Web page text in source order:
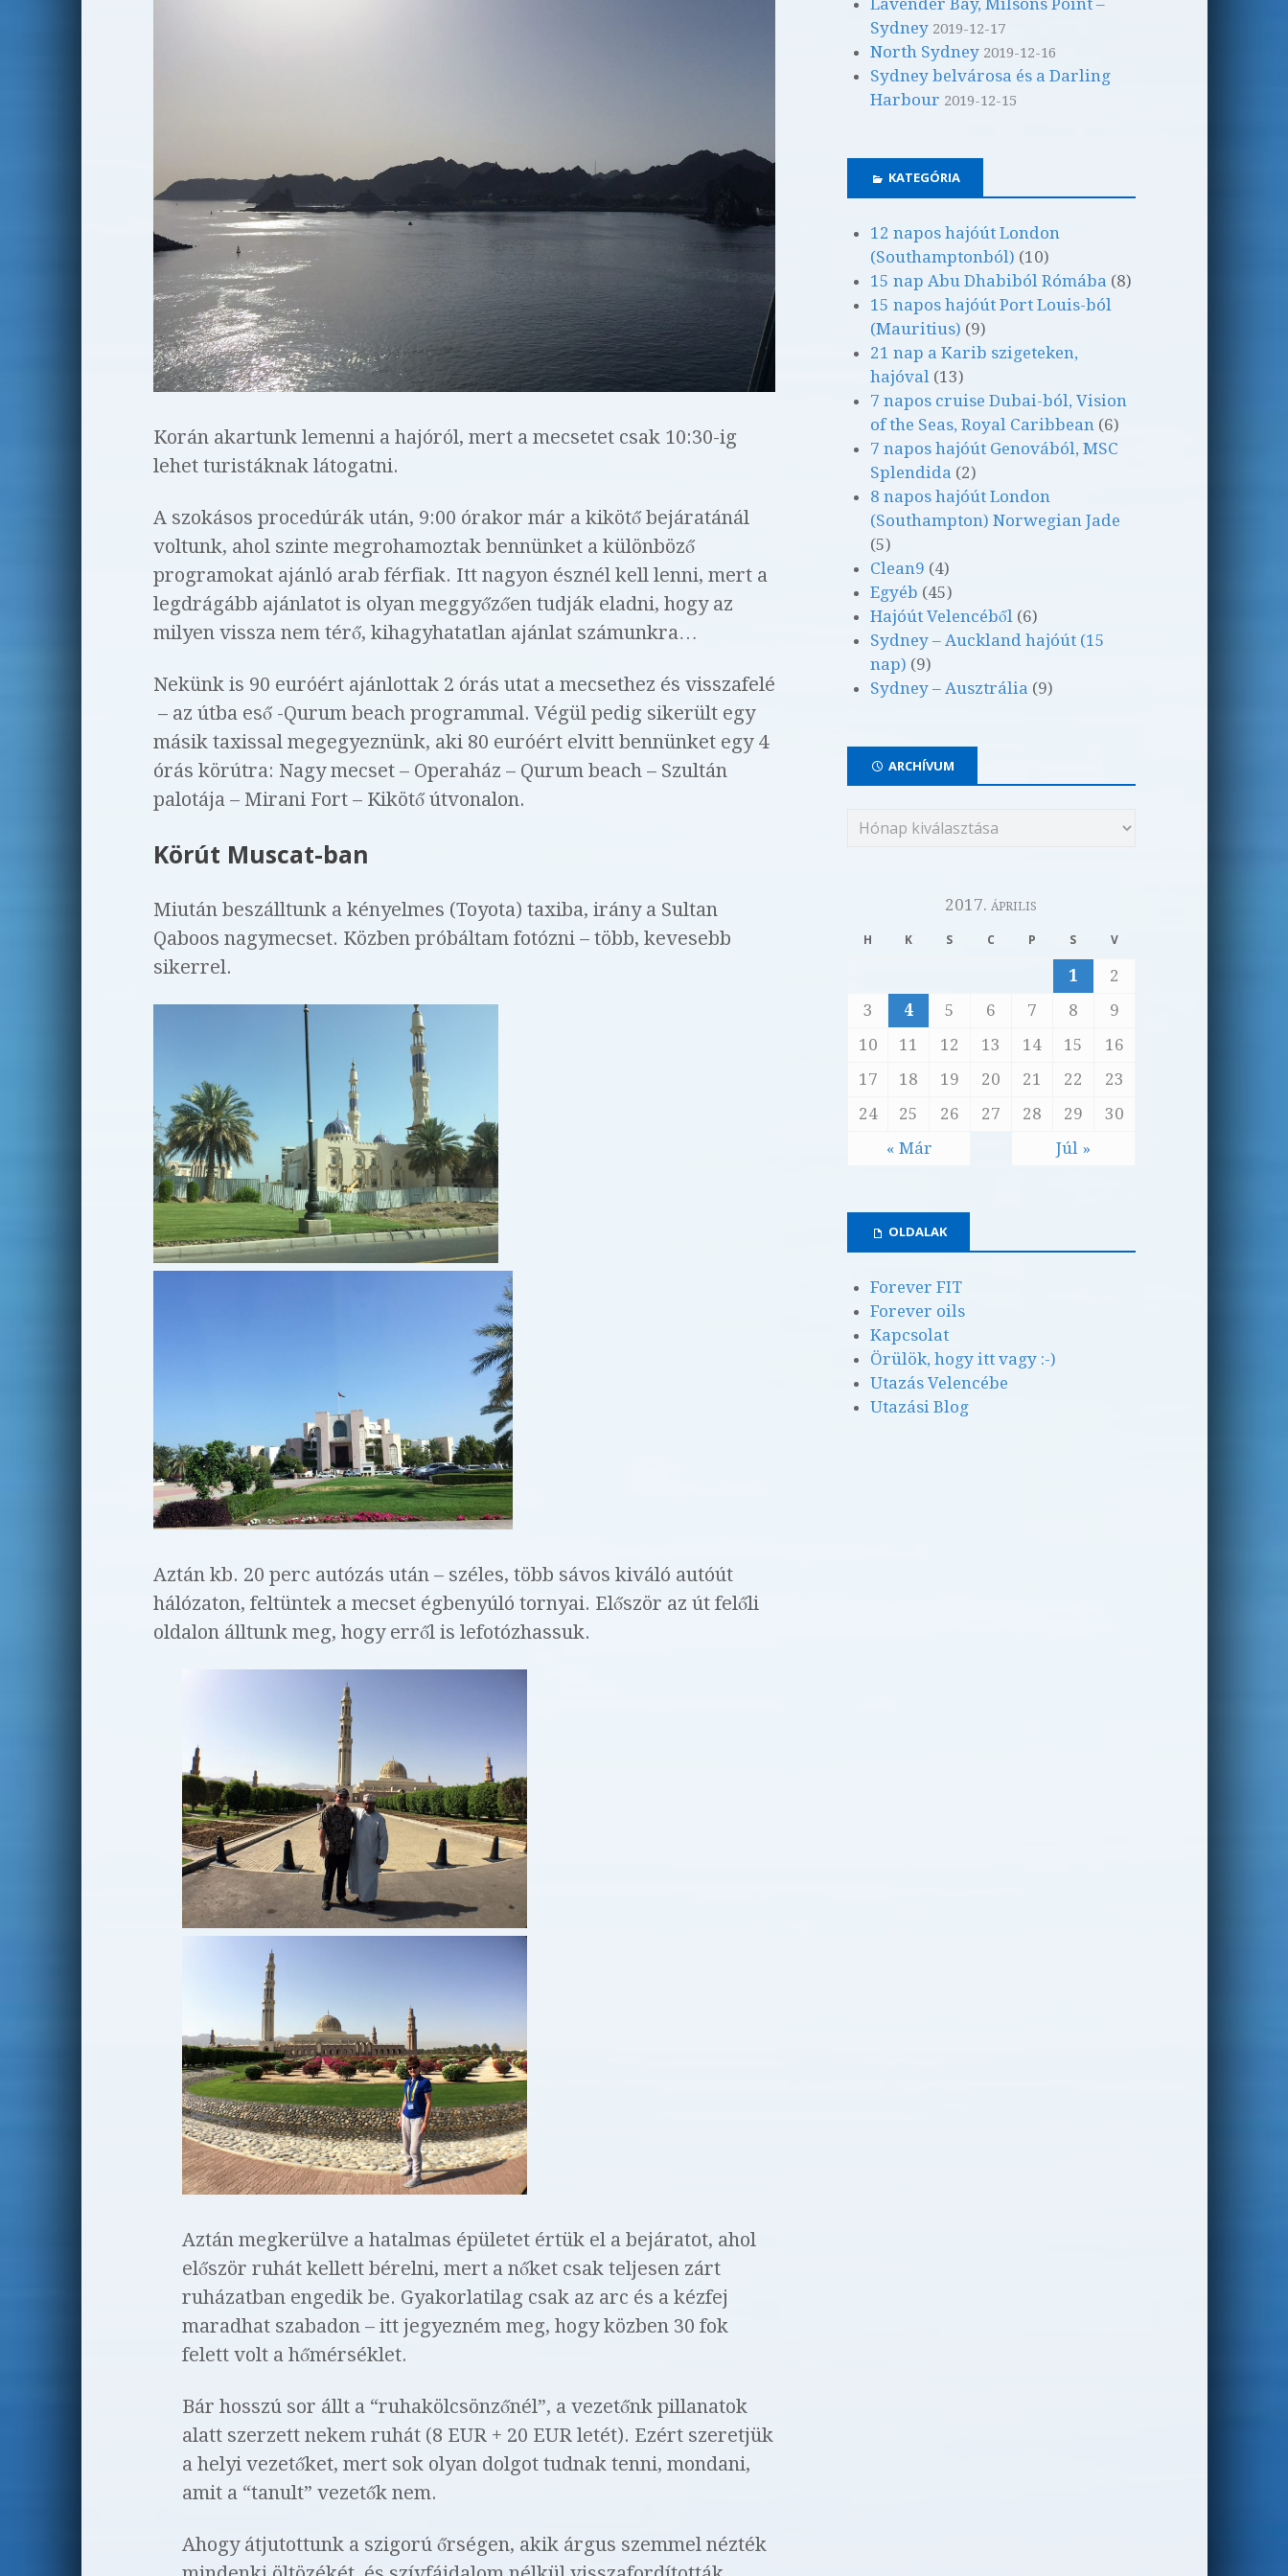
Korán akartunk lemenni a hajóról, mert a mecsetet csak 10:30-ig
lehet turistáknak látogatni.
A szokásos procedúrák után, 9:00 órakor már a kikötő bejáratánál
voltunk, ahol szinte megrohamoztak bennünket a különböző
programokat ajánló arab férfiak. Itt nagyon észnél kell lenni, mert a
legdrágább ajánlatot is olyan meggyőzően tudják eladni, hogy az
milyen vissza nem térő, kihagyhatatlan ajánlat számunkra…
Nekünk is 90 euróért ajánlottak 2 órás utat a mecsethez és visszafelé
– az útba eső -Qurum beach programmal. Végül pedig sikerült egy
másik taxissal megegyeznünk, aki 80 euróért elvitt bennünket egy 4
órás körútra: Nagy mecset – Operaház – Qurum beach – Szultán
palotája – Mirani Fort – Kikötő útvonalon.
Körút Muscat-ban
Miután beszálltunk a kényelmes (Toyota) taxiba, irány a Sultan
Qaboos nagymecset. Közben próbáltam fotózni – több, kevesebb
sikerrel.
Aztán kb. 20 perc autózás után – széles, több sávos kiváló autóút
hálózaton, feltüntek a mecset égbenyúló tornyai. Először az út felőli
oldalon álltunk meg, hogy erről is lefotózhassuk.
Aztán megkerülve a hatalmas épületet értük el a bejáratot, ahol
először ruhát kellett bérelni, mert a nőket csak teljesen zárt
ruházatban engedik be. Gyakorlatilag csak az arc és a kézfej
maradhat szabadon – itt jegyezném meg, hogy közben 30 fok
felett volt a hőmérséklet.
Bár hosszú sor állt a “ruhakölcsönzőnél”, a vezetőnk pillanatok
alatt szerzett nekem ruhát (8 EUR + 20 EUR letét). Ezért szeretjük
a helyi vezetőket, mert sok olyan dolgot tudnak tenni, mondani,
amit a “tanult” vezetők nem.
Ahogy átjutottunk a szigorú őrségen, akik árgus szemmel nézték
Lavender Bay, Milsons Point –
Sydney 2019-12-17
North Sydney 2019-12-16
Sydney belvárosa és a Darling
Harbour 2019-12-15
KATEGÓRIA
12 napos hajóút London
(Southamptonból) (10)
15 nap Abu Dhabiból Rómába (8)
15 napos hajóút Port Louis-ból
(Mauritius) (9)
21 nap a Karib szigeteken,
hajóval (13)
7 napos cruise Dubai-ból, Vision
of the Seas, Royal Caribbean (6)
7 napos hajóút Genovából, MSC
Splendida (2)
8 napos hajóút London
(Southampton) Norwegian Jade
(5)
Clean9 (4)
Egyéb (45)
Hajóút Velencéből (6)
Sydney – Auckland hajóút (15
nap) (9)
Sydney – Ausztrália (9)
ARCHÍVUM
2017. április
H K S C P S V
« Már Júl »
1
2
3
4 5 6 7 8
9
10
11 12 13 14 15
16
17
18 19 20 21 22
23
24
25 26 27 28 29 30
OLDALAK
Forever FIT
Forever oils
Kapcsolat
Örülök, hogy itt vagy :-)
Utazás Velencébe
Utazási Blog